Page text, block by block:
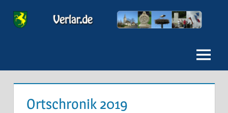
Inhalt
Verlar
Menu
Ortschronik 2019